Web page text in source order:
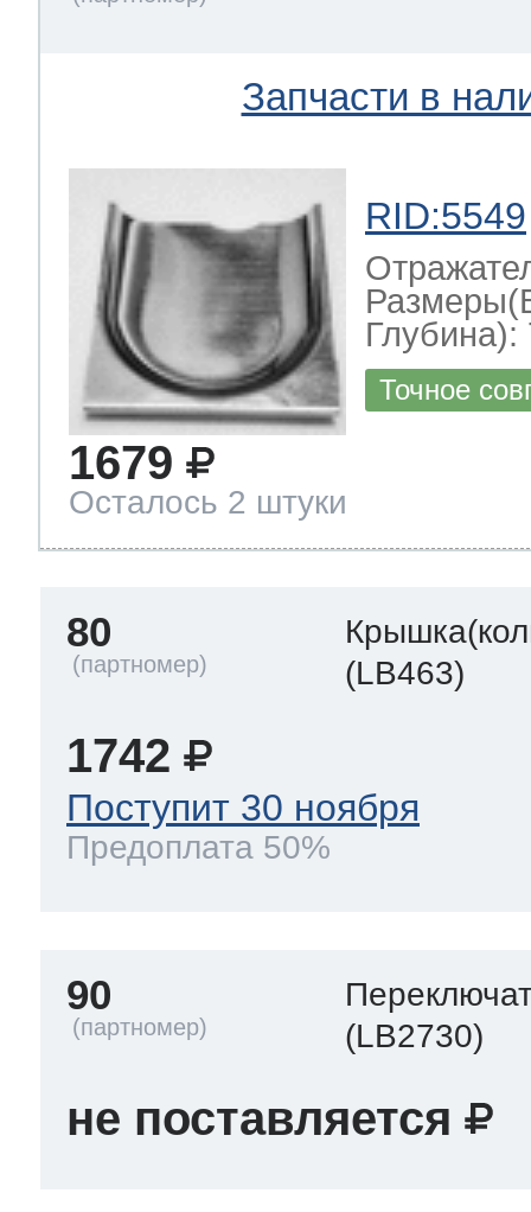
Запчасти в
RID:5549
Глубина):
Точное
1679
Осталось 2 штуки
80
(LB463)
1742
Поступит 30 ноября
Предоплата 50%
90
(LB2730)
не поставляется